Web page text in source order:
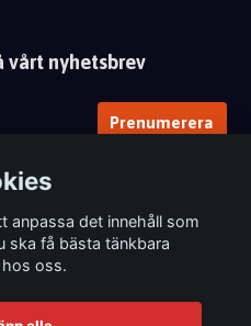
vårt nyhetsbrev
Prenumerera
anpassa det innehåll som
ska få bästa tänkbara
hos oss.